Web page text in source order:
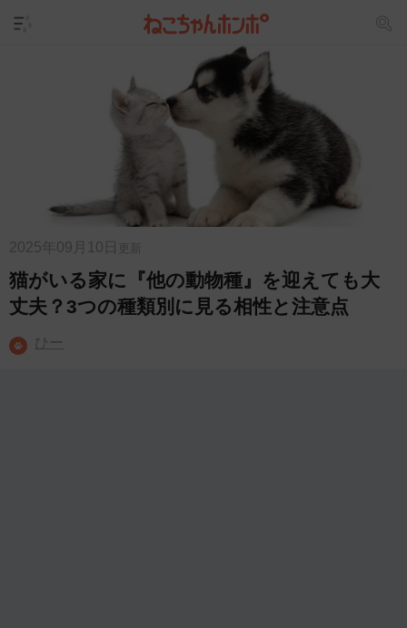
2025年09月10日 更新
猫がいる家に『他の動物種』を迎えても大
丈夫？3つの種類別に見る相性と注意点
ひー